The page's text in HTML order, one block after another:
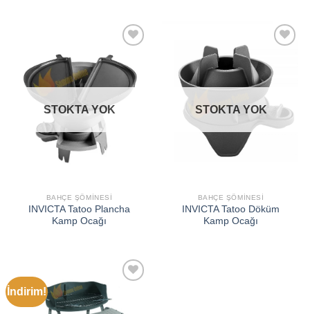
İSTEK
LISTEME
STOKTA YOK
BAHÇE ŞÖMINESI
INVICTA Tatoo Plancha
Kamp Ocağı
İSTEK
LISTEME
EKLE
STOKTA YOK
BAHÇE ŞÖMINESI
INVICTA Tatoo Döküm
Kamp Ocağı
İndirim!
İSTEK
LISTEME